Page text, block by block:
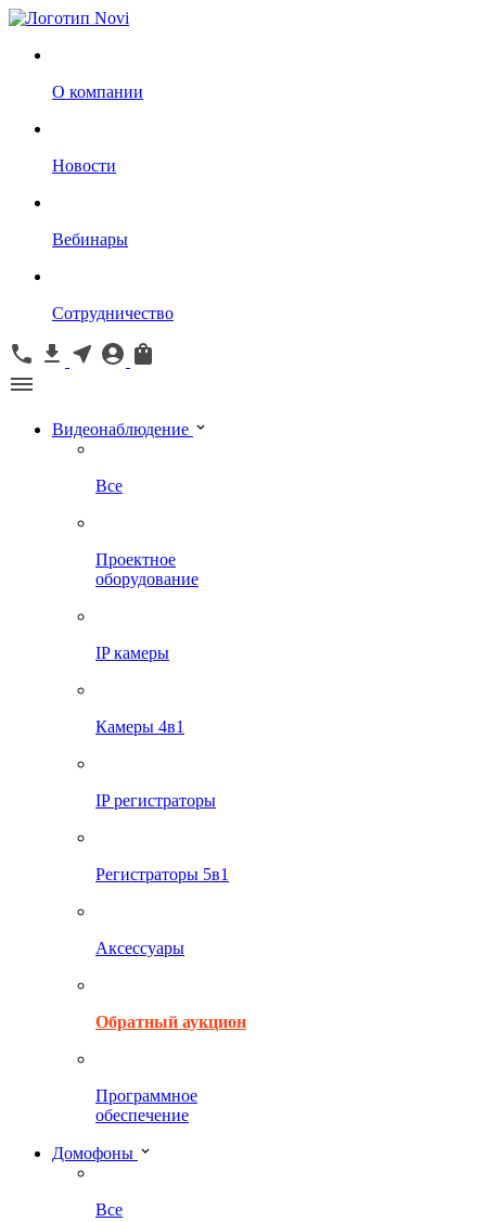
О компании
Новости
Вебинары
Сотрудничество
Видеонаблюдение
Все
Проектное
оборудование
IP камеры
Камеры 4в1
IP регистраторы
Регистраторы 5в1
Аксессуары
Обратный аукцион
Программное
обеспечение
Домофоны
Все